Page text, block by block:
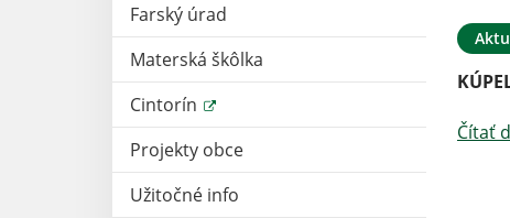
Farský úrad
Materská škôlka
Cintorín
Projekty obce
Užitočné info
Čítať